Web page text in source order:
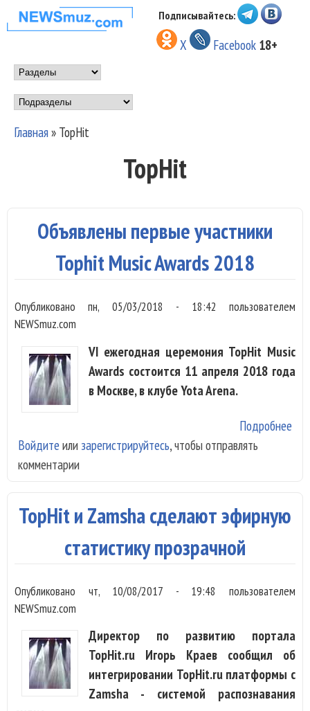
Перейти к основному
содержанию
НОВОСТИ
МУЗЫКИ И
ШОУ БИЗНЕСА
NEWSMUZ.COM
Подписывайтесь:
X Facebook 18+
Main menu
Подразделы
Вы здесь
Главная» TopHit
TopHit
Объявлены первые участники
Tophit Music Awards 2018
Опубликованопн, 05/03/2018 - 18:42 пользователем
NEWSmuz.com
VI ежегодная церемония TopHit Music
Awards состоится 11 апреля 2018 года
в Москве, в клубе Yota Arena.
Подробнее
Войдите или зарегистрируйтесь, чтобы отправлять
комментарии
TopHit и Zamsha сделают эфирную
статистику прозрачной
Опубликовано чт, 10/08/2017 - 19:48
пользователем
NEWSmuz.com
Директор по развитию портала
TopHit.ru Игорь Краев сообщил об
интегрировании TopHit.ru платформы с
Zamsha - системой распознавания